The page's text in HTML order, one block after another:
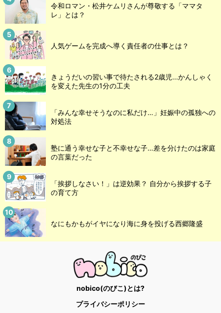
令和ロマン・松井ケムリさんが尊敬する「ママタ
レ」とは？
人気ゲームを完成へ導く責任者の仕事とは？
きょうだいの習い事で待たされる2歳児...かんしゃく
を変えた先生の1分の工夫
「みんな幸せそうなのに私だけ…」妊娠中の孤独への
対処法
塾に通う幸せな子と不幸せな子…差を分けたのは家庭
の言葉だった
「挨拶しなさい！」は逆効果？ 自分から挨拶する子
の育て方
なにもかもがイヤになり海に身を投げる西郷隆盛
nobico(のびこ)とは?
プライバシーポリシー